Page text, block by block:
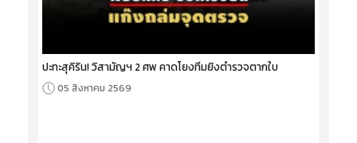
ปะทะสุคิริน! วิสามัญฯ 2 ศพ คาดโยงทีมยิงตำรวจตากใบ
05 สิงหาคม 2569